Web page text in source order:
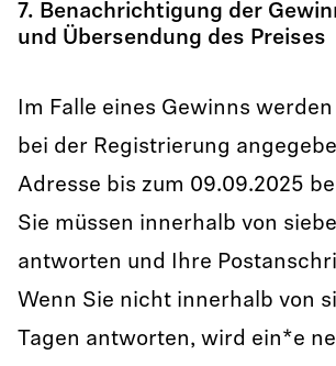
7. Benachrichtigung der
und Übersendung des Preises
Im Falle eines Gewinns
bei der Registrierung
Adresse bis zum 09.09.2025
Sie müssen innerhalb von
antworten und Ihre
Wenn Sie nicht innerhalb von
Tagen antworten, wird ein*e